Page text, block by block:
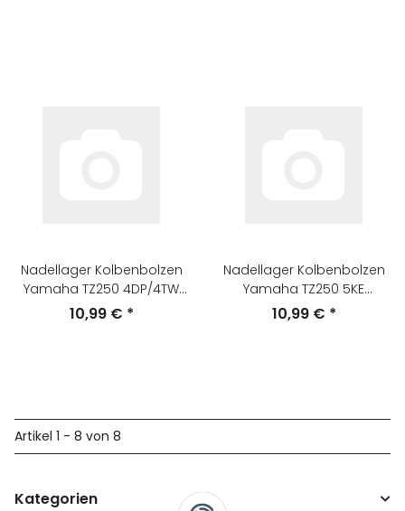
Nadellager Kolbenbolzen
Yamaha TZ250 4DP/4TW
16x21x19,5mm
10,99 € *
Nadellager Kolbenbolzen
Yamaha TZ250 5KE
15x19x17,3mm
10,99 € *
Artikel 1 - 8 von 8
Kategorien